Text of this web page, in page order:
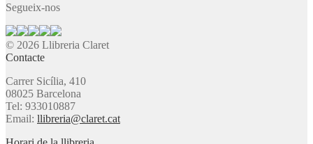
Segueix-nos
© 2026 Llibreria Claret
Contacte
Carrer Sicília, 410
08025 Barcelona
Tel: 933010887
Email: llibreria@claret.cat